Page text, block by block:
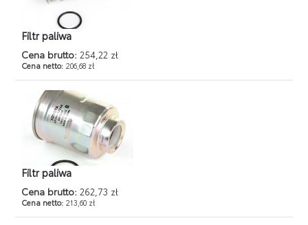
Filtr paliwa
Cena brutto: 254,22 zł
Cena netto: 206,68 zł
Filtr paliwa
Cena brutto: 262,73 zł
Cena netto: 213,60 zł